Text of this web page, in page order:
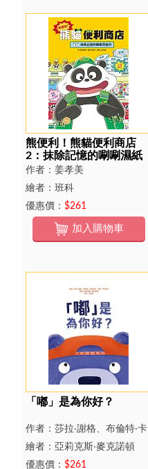
熊便利！熊貓便利商店
2：抹除記憶的唰唰濕紙
巾
作者：姜孝美
繪者：班科
優惠價：$261
加入購物車
「嘟」是為你好？
作者：莎拉‧謝格、布倫特‧卡
馬利奇、潔米‧卡馬利奇
繪者：亞莉克斯‧麥克諾頓
優惠價：$261